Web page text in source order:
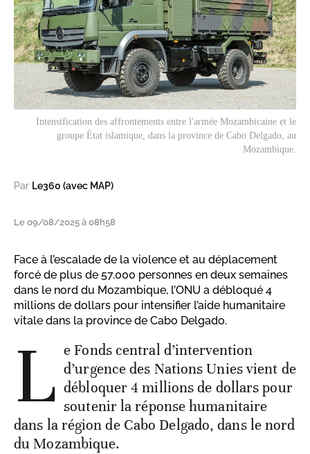
Intensification des affrontements entre l'armée Mozambicaine et le
groupe État islamique, dans la province de Cabo Delgado, au
Mozambique.
Par Le360 (avec MAP)
Le 09/08/2025 à 08h58
Face à l’escalade de la violence et au déplacement
forcé de plus de 57.000 personnes en deux semaines
dans le nord du Mozambique, l’ONU a débloqué 4
millions de dollars pour intensifier l’aide humanitaire
vitale dans la province de Cabo Delgado.
L e Fonds central d’intervention
d’urgence des Nations Unies vient de
débloquer 4 millions de dollars pour
soutenir la réponse humanitaire
dans la région de Cabo Delgado, dans le nord
du Mozambique.